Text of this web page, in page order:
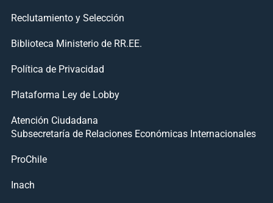
Reclutamiento y Selección
Biblioteca Ministerio de RR.EE.
Política de Privacidad
Plataforma Ley de Lobby
Atención Ciudadana
Subsecretaría de Relaciones Económicas Internacionales
ProChile
Inach